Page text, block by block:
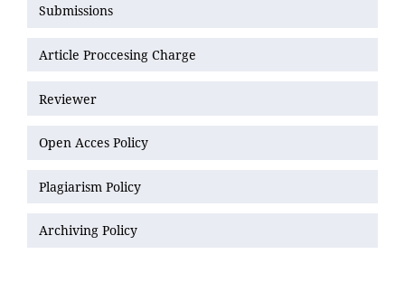
Submissions
Article Proccesing Charge
Reviewer
Open Acces Policy
Plagiarism Policy
Archiving Policy